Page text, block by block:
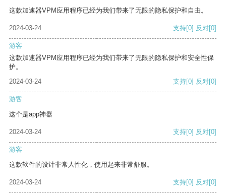
这款加速器VPM应用程序已经为我们带来了无限的隐私保护和自由。
2024-03-24 支持[0] 反对[0]
游客
这款加速器VPM应用程序已经为我们带来了无限的隐私保护和安全性保
护。
2024-03-24
支持[0] 反对[0]
游客
这个是app神器
2024-03-24 支持[0] 反对[0]
游客
这款软件的设计非常人性化，使用起来非常舒服。
2024-03-24 支持[0] 反对[0]